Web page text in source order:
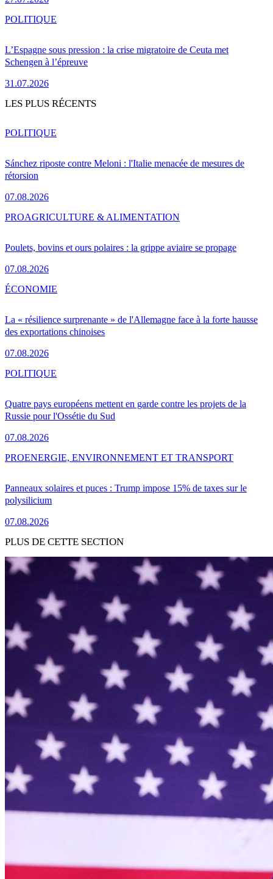
L’Espagne sous pression : la crise migratoire de Ceuta met
Schengen à l’épreuve
31.07.2026
POLITIQUE
LES PLUS RÉCENTS
Sánchez riposte contre Meloni : l'Italie menacée de mesures de
rétorsion
07.08.2026
POLITIQUE
Poulets, bovins et ours polaires : la grippe aviaire se propage
07.08.2026
PROAGRICULTURE & ALIMENTATION
La « résilience surprenante » de l'Allemagne face à la forte hausse
des exportations chinoises
07.08.2026
ÉCONOMIE
Quatre pays européens mettent en garde contre les projets de la
Russie pour l'Ossétie du Sud
07.08.2026
POLITIQUE
Panneaux solaires et puces : Trump impose 15% de taxes sur le
polysilicium
07.08.2026
PROENERGIE, ENVIRONNEMENT ET TRANSPORT
PLUS DE CETTE SECTION